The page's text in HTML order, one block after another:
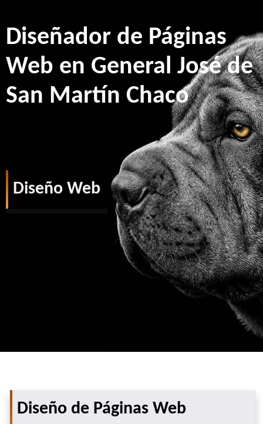
Diseñador de Páginas
Web en General José de
San Martín Chaco
Diseño Web
Diseño de Páginas Web